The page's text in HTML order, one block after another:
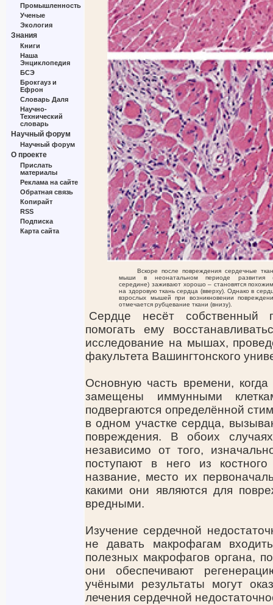
Промышленность
Ученые
Экология
Знания
Книги
Наша
Энциклопедия
БСЭ
Брокгауз и
Ефрон
Словарь Даля
Научно-
Технический
словарь
Научный форум
Научный форум
О проекте
Прислать
материалы
Реклама на сайте
Обратная связь
Копирайт
RSS
Подписка
Карта сайта
Вскоре после повреждения сердечные
мыши в неонатальном периоде развития
середине) заживают хорошо – становятся
на здоровую ткань сердца (вверху). Однако в
взрослых мышей при возникновении
отмечается рубцевание ткани (внизу).
Сердце несёт собственный
помогать ему
исследование на мышах,
факультета Вашингтонского
Основную часть времени,
замещены иммунными
подвергаются определённой
в одном участке сердца,
повреждения. В обоих
независимо от того,
поступают в него из
название, место их
какими они являются для
вредными.
Изучение сердечной
не давать макрофагам
полезных макрофагов органа,
они обеспечивают
учёными результаты могут
лечения сердечной